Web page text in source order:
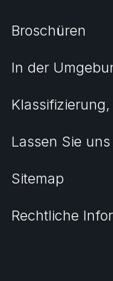
Broschüren
In der
Lassen Sie
Sitemap
Rechtliche